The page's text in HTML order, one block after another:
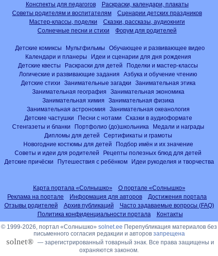
Конспекты для педагогов
Раскраски, календари, плакаты
Советы родителям и воспитателям
Сценарии детских праздников
Мастер-классы, поделки
Сказки, рассказы, аудиокниги
Солнечные песни и стихи
Форум для родителей
Детские комиксы Мультфильмы
Обучающее и развивающее видео
Календари и планеры
Идеи и сценарии для дня рождения
Детские квесты
Раскраски для детей
Поделки и мастер-классы
Логические и развивающие задания
Азбука и обучение чтению
Детские стихи
Занимательные загадки
Занимательная этика
Занимательная география
Занимательная экономика
Занимательная химия
Занимательная физика
Занимательная астрономия
Занимательная океанология
Детские частушки
Песни с нотами
Сказки в аудиоформате
Стенгазеты и бланки
Портфолио (до)школьника
Медали и награды
Дипломы для детей
Сертификаты и грамоты
Новогодние костюмы для детей
Подбор имён и их значение
Советы и идеи для родителей
Рецепты полезных блюд для детей
Детские причёски
Путешествия с ребёнком Идеи рукоделия и творчества
Карта портала «Солнышко»
О портале «Солнышко»
Реклама на портале
Информация для авторов
Достижения портала
Отзывы родителей
Архив публикаций
Часто задаваемые вопросы (FAQ)
Политика конфиденциальности портала
Контакты
© 1999-2026, портал «Солнышко» solnet.ee Перепубликация материалов без
письменного согласия редакции и авторов запрещена
solnet® — зарегистрированный товарный знак. Все права защищены и
охраняются законом.